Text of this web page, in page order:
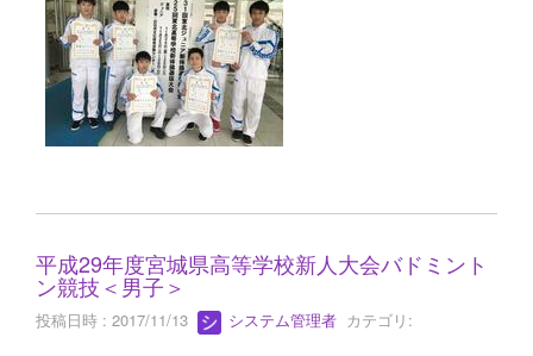
平成29年度宮城県高等学校新人大会バドミント
ン競技＜男子＞
投稿日時 : 2017/11/13 システム管理者 カテゴリ: